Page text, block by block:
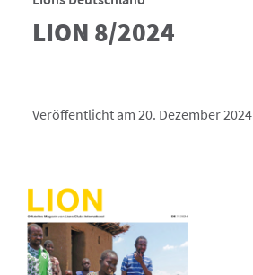
LION 8/2024
Veröffentlicht am 20. Dezember 2024